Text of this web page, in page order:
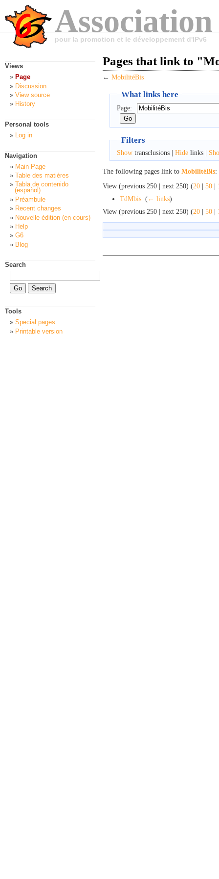
pour la promotion et le développement d'IPv6
Pages that link to
← MobilitéBis
What links here
Page:
Filters
Showtransclusions | Hidelinks |
The following pages link to MobilitéBis:
View (previous 250 | next 250) (20 | 50 |
TdMbis ( ← links)
View (previous 250 | next 250) (20 | 50 |
Views
Page
Discussion
View source
History
Personal tools
Log in
Navigation
Main Page
Table des matières
Tabla de contenido
(español)
Préambule
Recent changes
Nouvelle édition (en cours)
Help
G6
Blog
Search
Tools
Special pages
Printable version